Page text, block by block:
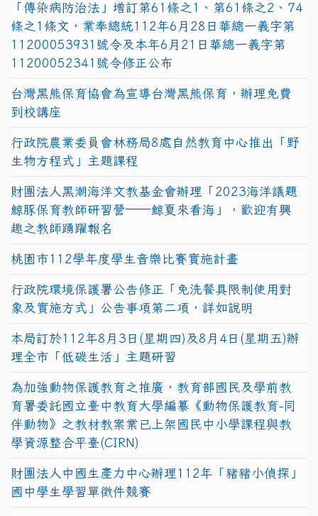
「傳染病防治法」增訂第61條之1、第61條之2、74
條之1條文，業奉總統112年6月28日華總一義字第
11200053931號令及本年6月21日華總一義字第
11200052341號令修正公布
台灣黑熊保育協會為宣導台灣黑熊保育，辦理免費
到校講座
行政院農業委員會林務局8處自然教育中心推出「野
生物方程式」主題課程
財團法人黑潮海洋文教基金會辦理「2023海洋議題
鯨豚保育教師研習營──鯨夏來看海」，歡迎有興
趣之教師踴躍報名
桃園市112學年度學生音樂比賽實施計畫
行政院環境保護署公告修正「免洗餐具限制使用對
象及實施方式」公告事項第二項，詳如說明
本局訂於112年8月3日(星期四)及8月4日(星期五)辦
理全市「低碳生活」主題研習
為加強動物保護教育之推廣，教育部國民及學前教
育署委託國立臺中教育大學編纂《動物保護教育-同
伴動物》之教材教案業已上架國民中小學課程與教
學資源整合平臺(CIRN)
財團法人中國生產力中心辦理112年「豬豬小偵探」
國中學生學習單徵件競賽